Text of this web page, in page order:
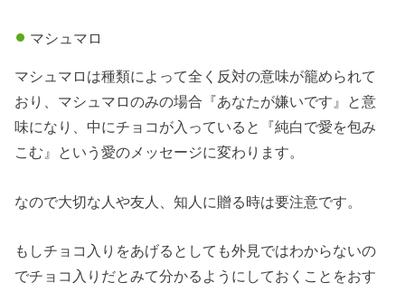
マシュマロ
マシュマロは種類によって全く反対の意味が籠められて
おり、マシュマロのみの場合『あなたが嫌いです』と意
味になり、中にチョコが入っていると『純白で愛を包み
こむ』という愛のメッセージに変わります。
なので大切な人や友人、知人に贈る時は要注意です。
もしチョコ入りをあげるとしても外見ではわからないの
でチョコ入りだとみて分かるようにしておくことをおす